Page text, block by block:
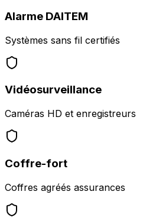
Alarme DAITEM
Systèmes sans fil certifiés
Vidéosurveillance
Caméras HD et enregistreurs
Coffre-fort
Coffres agréés assurances